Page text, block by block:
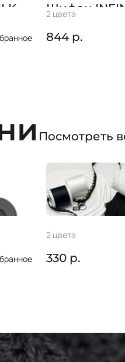
Сорочечная
PRIME
37 цветов
899 р.
Посмотреть
Пуговица
4 цвета
40 р.